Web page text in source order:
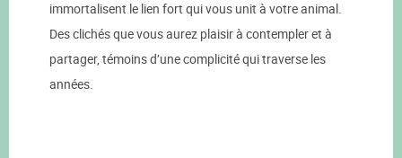
immortalisent le lien fort qui vous unit à votre animal.
Des clichés que vous aurez plaisir à contempler et à
partager, témoins d’une complicité qui traverse les
années.